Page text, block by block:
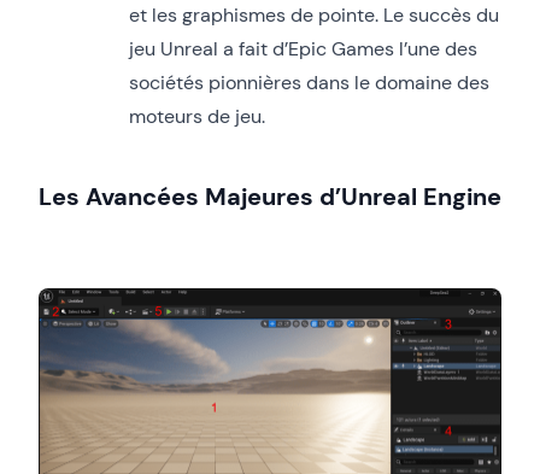
et les graphismes de pointe. Le succès du
jeu Unreal a fait d’Epic Games l’une des
sociétés pionnières dans le domaine des
moteurs de jeu.
Les Avancées Majeures d’Unreal Engine